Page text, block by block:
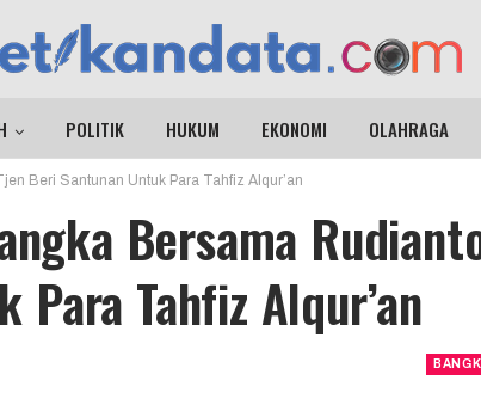
POLITIK HUKUM EKONOMI OLAHRAGA
Beri Santunan Untuk Para Tahfiz Alqur’an
Bersama
Tahfiz Alqur’an